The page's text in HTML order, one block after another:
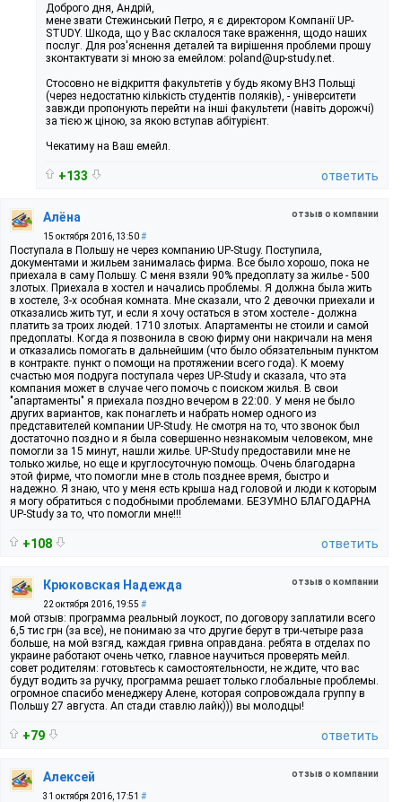
Доброго дня, Андрій,
мене звати Стежинський Петро, я є директором Компанії UP-
STUDY. Шкода, що у Вас склалося таке враження, щодо наших
послуг. Для роз'яснення деталей та вирішення проблеми прошу
зконтактувати зі мною за емейлом: poland@up-study.net.
Стосовно не відкриття факультетів у будь якому ВНЗ Польщі
(через недостатню кількість студентів поляків), - університети
завжди пропонують перейти на інші факультети (навіть дорожчі)
за тією ж ціною, за якою вступав абітурієнт.
Чекатиму на Ваш емейл.
+133 ответить
отзыв о компании
Алёна
15 октября 2016, 13:50#
Поступала в Польшу не через компанию UP-Stugy. Поступила,
документами и жильем занималась фирма. Все было хорошо, пока не
приехала в саму Польшу. С меня взяли 90% предоплату за жилье - 500
злотых. Приехала в хостел и начались проблемы. Я должна была жить
в хостеле, 3-х особная комната. Мне сказали, что 2 девочки приехали и
отказались жить тут, и если я хочу остаться в этом хостеле - должна
платить за троих людей. 1710 злотых. Апартаменты не стоили и самой
предоплаты. Когда я позвонила в свою фирму они накричали на меня
и отказались помогать в дальнейшим (что было обязательным пунктом
в контракте. пункт о помощи на протяжении всего года). К моему
счастью моя подруга поступала через UP-Study и сказала, что эта
компания может в случае чего помочь с поиском жилья. В свои
"апартаменты" я приехала поздно вечером в 22:00. У меня не было
других вариантов, как понаглеть и набрать номер одного из
представителей компании UP-Study. Не смотря на то, что звонок был
достаточно поздно и я была совершенно незнакомым человеком, мне
помогли за 15 минут, нашли жилье. UP-Study предоставили мне не
только жилье, но еще и круглосуточную помощь. Очень благодарна
этой фирме, что помогли мне в столь позднее время, быстро и
надежно. Я знаю, что у меня есть крыша над головой и люди к которым
я могу обратиться с подобными проблемами. БЕЗУМНО БЛАГОДАРНА
UP-Study за то, что помогли мне!!!
+108 ответить
отзыв о компании
Крюковская Надежда
22 октября 2016, 19:55 #
мой отзыв: программа реальный лоукост, по договору заплатили всего
6,5 тис грн (за все), не понимаю за что другие берут в три-четыре раза
больше, на мой взгяд, каждая гривна оправдана. ребята в отделах по
украине работают очень четко, главное научиться проверять мейл.
совет родителям: готовьтесь к самостоятельности, не ждите, что вас
будут водить за ручку, программа решает только глобальные проблемы.
огромное спасибо менеджеру Алене, которая сопровождала группу в
Польшу 27 августа. Ап стади ставлю лайк))) вы молодцы!
+79 ответить
отзыв о компании
Алексей
31 октября 2016, 17:51 #